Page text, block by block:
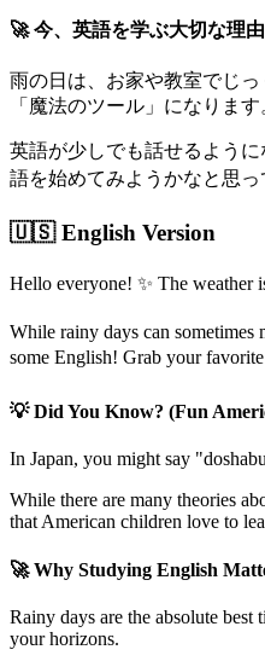
🚀 今、英語を学ぶ大切な理由
雨の日は、お家や教室でじ
「魔法のツール」になります
英語が少しでも話せるよう
語を始めてみようかなと思
🇺🇸 English Version
Hello everyone! ✨ The weather
While rainy days can sometimes
some English! Grab your
💡 Did You Know? (Fun
In Japan, you might say
While there are many theories
that American children love to
🚀 Why Studying English
Rainy days are the absolute
your horizons.